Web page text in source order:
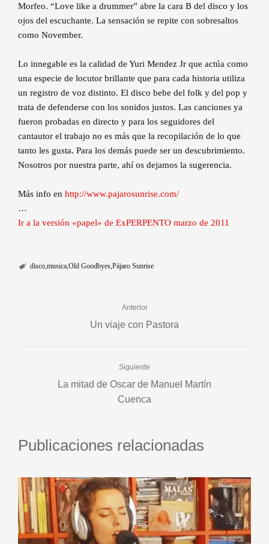
Morfeo. “Love like a drummer” abre la cara B del disco y los
ojos del escuchante. La sensación se repite con sobresaltos
como November.
Lo innegable es la calidad de Yuri Mendez Jr que actúa como
una especie de locutor brillante que para cada historia utiliza
un registro de voz distinto. El disco bebe del folk y del pop y
trata de defenderse con los sonidos justos. Las canciones ya
fueron probadas en directo y para los seguidores del
cantautor el trabajo no es más que la recopilación de lo que
tanto les gusta. Para los demás puede ser un descubrimiento.
Nosotros por nuestra parte, ahí os dejamos la sugerencia.
Más info en http://www.pajarosunrise.com/
…
Ir a la versión «papel» de ExPERPENTO marzo de 2011
disco musica Old Goodbyes Pájaro Sunrise
Anterior
Un viaje con Pastora
Siguiente
La mitad de Oscar de Manuel Martín
Cuenca
Publicaciones relacionadas